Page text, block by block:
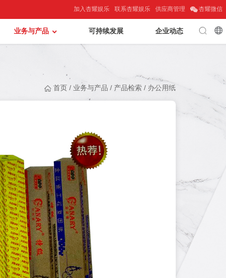
杏耀微信
供应商管理
联系杏耀娱乐
加入杏耀娱乐
企业动态
可持续发展
业务与产品
首页 / 业务与产品 / 产品检索 / 办公用纸